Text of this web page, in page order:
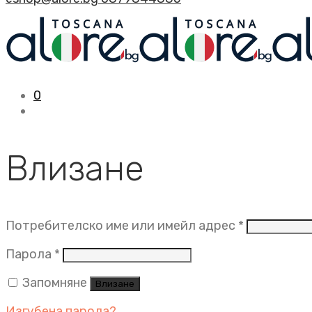
0
Влизане
Потребителско име или имейл адрес *
Парола * Задължително
Запомняне
Влизане